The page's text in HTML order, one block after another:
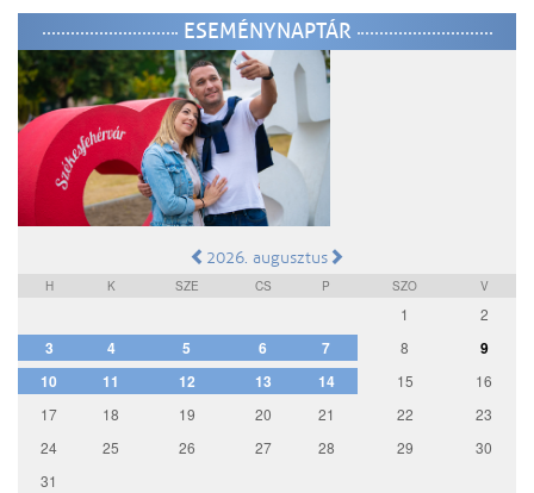
ESEMÉNYNAPTÁR
2026. augusztus
H K SZE CS P SZO V
1 2
3 4 5 6 7 8
9
10
11 12 13 14 15
16
17
18 19 20 21 22
23
24
25 26 27 28 29
30
31